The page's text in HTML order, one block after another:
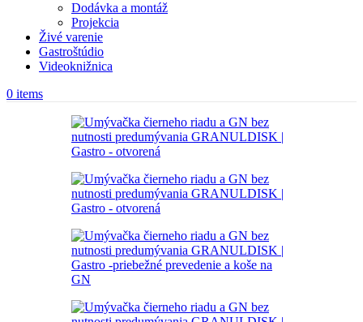
Dodávka a montáž
Projekcia
Živé varenie
Gastroštúdio
Videoknižnica
0 items